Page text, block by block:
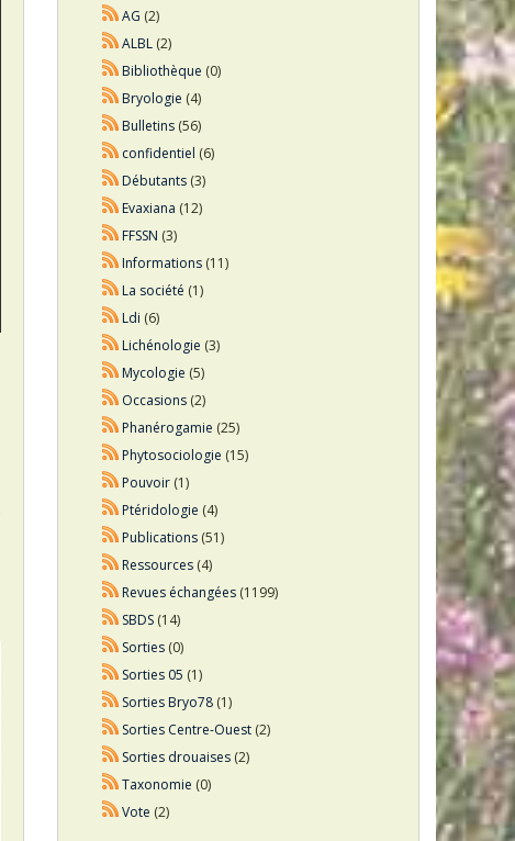
AG (2)
ALBL (2)
Bibliothèque (0)
Bryologie (4)
Bulletins (56)
confidentiel (6)
Débutants (3)
Evaxiana (12)
FFSSN (3)
Informations (11)
La société (1)
Ldi (6)
Lichénologie (3)
Mycologie (5)
Occasions (2)
Phanérogamie (25)
Phytosociologie (15)
Pouvoir (1)
Ptéridologie (4)
Publications (51)
Ressources (4)
Revues échangées (1199)
SBDS (14)
Sorties (0)
Sorties 05 (1)
Sorties Bryo78 (1)
Sorties Centre-Ouest (2)
Sorties drouaises (2)
Taxonomie (0)
Vote (2)